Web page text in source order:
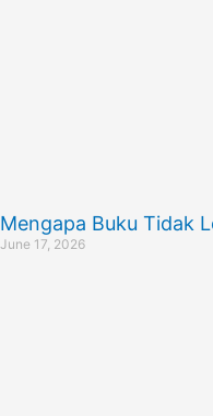
Mengapa Buku Tidak
June 17, 2026